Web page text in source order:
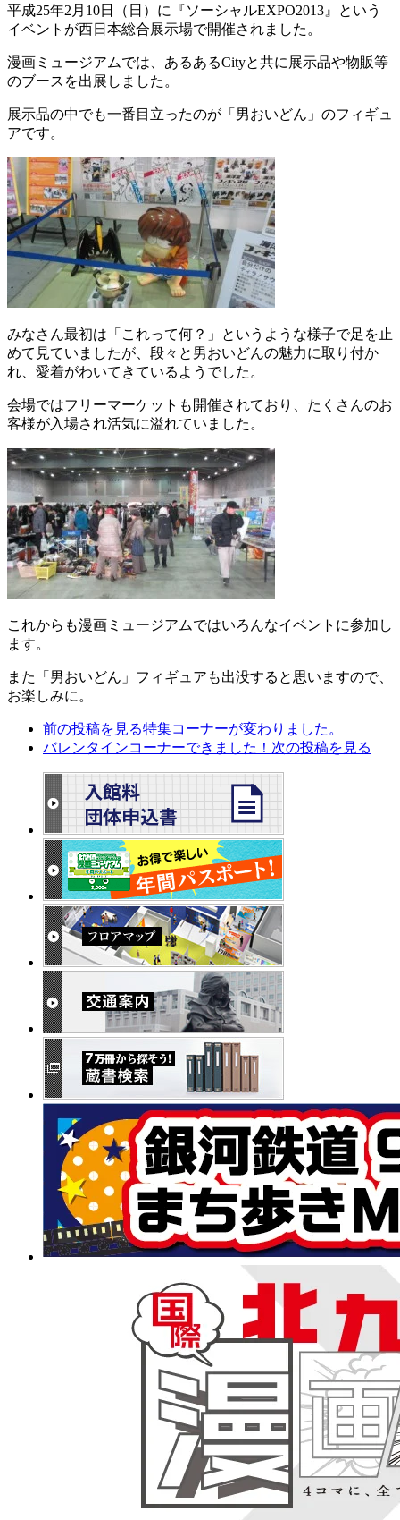
平成25年2月10日（日）に『ソーシャルEXPO2013』という
イベントが西日本総合展示場で開催されました。
漫画ミュージアムでは、あるあるCityと共に展示品や物販等
のブースを出展しました。
展示品の中でも一番目立ったのが「男おいどん」のフィギュ
アです。
みなさん最初は「これって何？」というような様子で足を止
めて見ていましたが、段々と男おいどんの魅力に取り付か
れ、愛着がわいてきているようでした。
会場ではフリーマーケットも開催されており、たくさんのお
客様が入場され活気に溢れていました。
これからも漫画ミュージアムではいろんなイベントに参加し
ます。
また「男おいどん」フィギュアも出没すると思いますので、
お楽しみに。
前の投稿を見る特集コーナーが変わりました。
バレンタインコーナーできました！ 次の投稿を見る